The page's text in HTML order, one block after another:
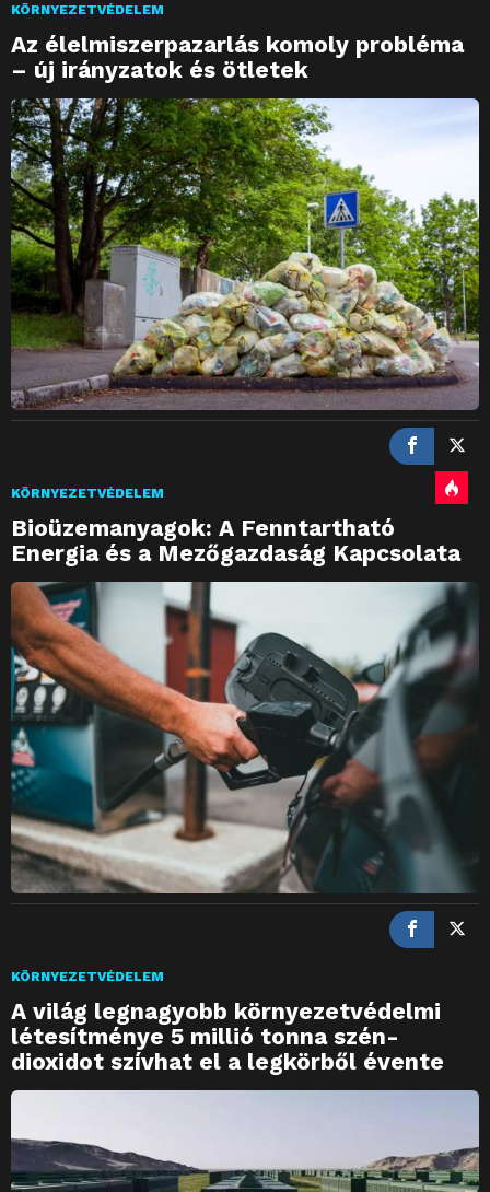
KÖRNYEZETVÉDELEM
Az élelmiszerpazarlás komoly probléma
– új irányzatok és ötletek
KÖRNYEZETVÉDELEM
Bioüzemanyagok: A Fenntartható
Energia és a Mezőgazdaság Kapcsolata
KÖRNYEZETVÉDELEM
A világ legnagyobb környezetvédelmi
létesítménye 5 millió tonna szén-
dioxidot szívhat el a legkörből évente